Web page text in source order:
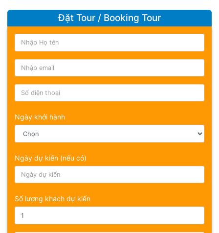
Đặt Tour / Booking Tour
Ngày khởi hành
Ngày dự kiến (nếu có)
Số lượng khách dự kiến